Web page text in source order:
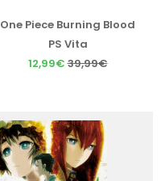
One Piece Burning Blood
PS Vita
12,99€39,99€